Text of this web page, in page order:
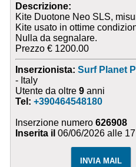
Descrizione:
Kite Duotone Neo SLS,
Kite usato in ottime
Nulla da segnalare.
Prezzo € 1200.00
Inserzionista: Surf Planet
- Italy
Utente da oltre9 anni
Tel:+390464548180
Inserzione numero626908
Inserita il 06/06/2026 alle
INVIA MAIL